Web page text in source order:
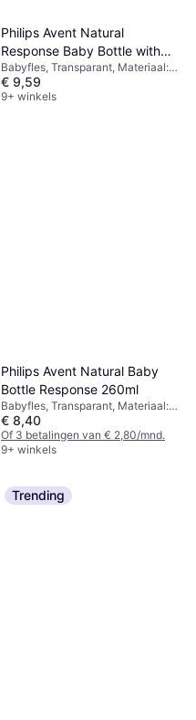
Philips Avent Natural
Response Baby Bottle with
AirFree Vent Valve 260ml
Babyfles, Transparant, Materiaal:
Siliconen
€ 9,59
9+ winkels
Philips Avent Natural Baby
Bottle Response 260ml
Babyfles, Transparant, Materiaal:
Siliconen, Polypropyleen
€ 8,40
Of 3 betalingen van € 2,80/mnd.
9+ winkels
Trending